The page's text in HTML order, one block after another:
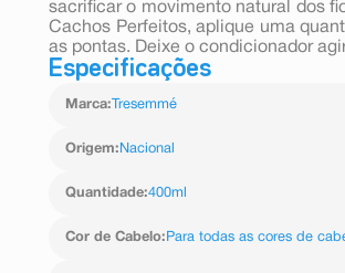
sacrificar o movimento natural dos
Cachos Perfeitos, aplique uma
as pontas. Deixe o condicionador
Especificações
Marca: Tresemmé
Origem: Nacional
Quantidade:400ml
Cor de Cabelo: Para todas as cores de